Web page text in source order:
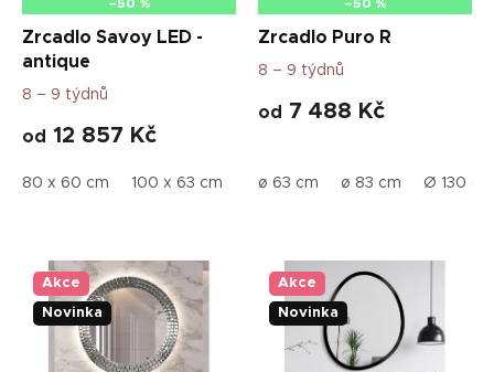
y
,
s
t
o
ž
–50 %
Zrcadlo Savoy LED -
antique
8 – 9 týdnů
od 12 857 Kč
80 x 60 cm 100 x 63 cm 120 x 65 cm 53 x 63 cm 50
–50 %
Zrcadlo Puro R
8 – 9 týdnů
od 7 488 Kč
ø 63 cm ø 83 cm Ø 130 cm
Akce
Novinka
Akce
Novinka